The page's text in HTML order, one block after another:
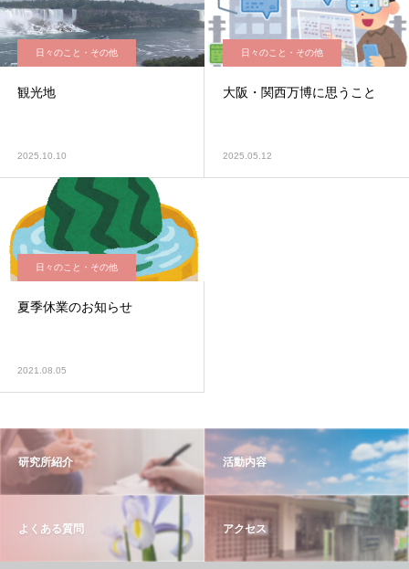
日々のこと・その他
観光地
2025.10.10
日々のこと・その他
大阪・関西万博に思うこと
2025.05.12
日々のこと・その他
夏季休業のお知らせ
2021.08.05
研究所紹介 活動内容
よくある質問 アクセス